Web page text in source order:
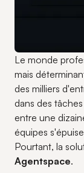
Le monde
mais
des milliers
dans des
entre une
équipes
Pourtant, la
Agentspace.